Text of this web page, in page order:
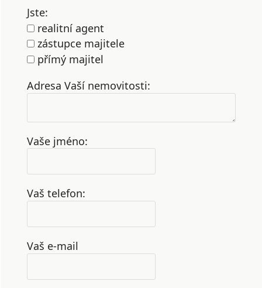
Jste:
realitní agent
zástupce majitele
přímý majitel
Adresa Vaší nemovitosti:
Vaše jméno:
Vaš telefon:
Vaš e-mail